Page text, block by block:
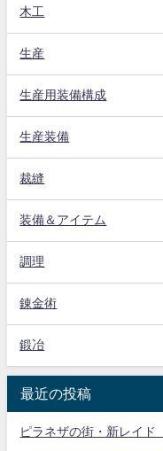
木工
生産
生産用装備構成
生産装備
裁縫
装備＆アイテム
調理
錬金術
鍛冶
最近の投稿
ピラネザの街・新レイド